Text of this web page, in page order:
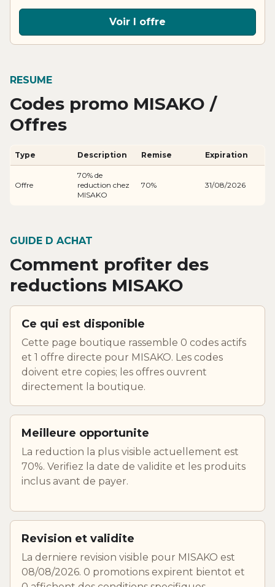
Voir l offre
RESUME
Codes promo MISAKO /
Offres
Type Description Remise Expiration
Offre
70% de
reduction chez
MISAKO
70% 31/08/2026
GUIDE D ACHAT
Comment profiter des
reductions MISAKO
Ce qui est disponible
Cette page boutique rassemble 0 codes actifs
et 1 offre directe pour MISAKO. Les codes
doivent etre copies; les offres ouvrent
directement la boutique.
Meilleure opportunite
La reduction la plus visible actuellement est
70%. Verifiez la date de validite et les produits
inclus avant de payer.
Revision et validite
La derniere revision visible pour MISAKO est
08/08/2026. 0 promotions expirent bientot et